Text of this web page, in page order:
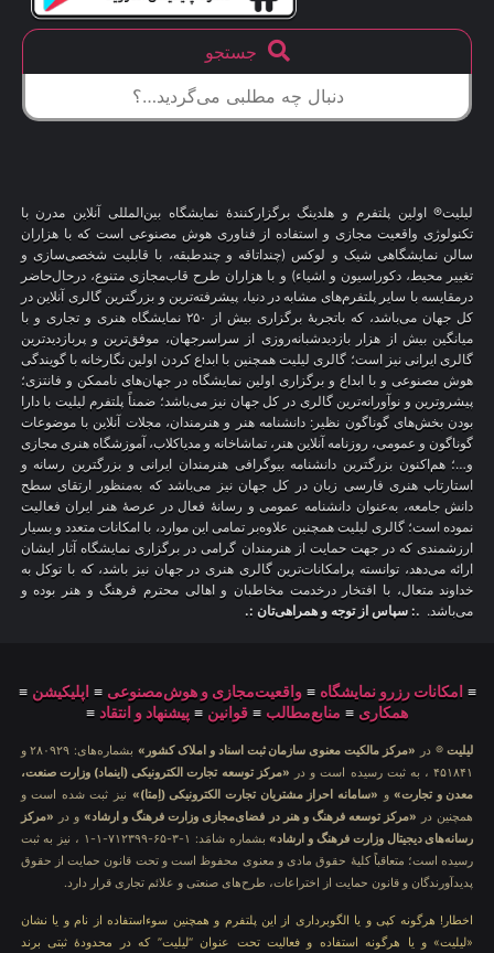
جستجو
لیلیت® اولین پلتفرم و هلدینگ برگزارکنندهٔ نمایشگاه بین‌المللی آنلاین مدرن با
تکنولوژی واقعیت مجازی و استفاده از فناوری هوش مصنوعی است که با هزاران
سالن نمایشگاهی شیک و لوکس (چنداتاقه و چندطبقه، با قابلیت شخصی‌سازی و
تغییر محیط، دکوراسیون و اشیاء) و با هزاران طرح قاب‌مجازی متنوع، درحال‌حاضر
درمقایسه با سایر پلتفرم‌های مشابه در دنیا، پیشرفته‌ترین و بزرگترین گالری آنلاین در
کل جهان می‌باشد، که باتجربهٔ برگزاری بیش از ۲۵۰ نمایشگاه هنری و تجاری و با
میانگین بیش از هزار بازدیدشبانه‌روزی از سراسرجهان، موفق‌ترین و پربازدیدترین
گالری ایرانی نیز است؛ گالری لیلیت همچنین با ابداع کردن اولین نگارخانه با گویندگی
هوش مصنوعی و با ابداع و برگزاری اولین نمایشگاه در جهان‌های ناممکن و فانتزی؛
پیشروترین و نوآورانه‌ترین گالری در کل جهان نیز می‌باشد؛ ضمناً پلتفرم لیلیت با دارا
بودن بخش‌های گوناگون نظیر: دانشنامه هنر و هنرمندان، مجلات آنلاین با موضوعات
گوناگون و عمومی، روزنامه آنلاین هنر، تماشاخانه و مدیاکلاب، آموزشگاه هنری مجازی
و…؛ هم‌اکنون بزرگترین دانشنامه بیوگرافی هنرمندان ایرانی و بزرگترین رسانه و
استارتاپ هنری فارسی زبان در کل جهان نیز می‌باشد که به‌منظور ارتقای سطح
دانش جامعه، به‌عنوان دانشنامه عمومی و رسانهٔ فعال در عرصهٔ هنر ایران فعالیت
نموده است؛ گالری لیلیت همچنین علاوه‌بر تمامی این موارد، با امکانات متعدد و بسیار
ارزشمندی که در جهت حمایت از هنرمندان گرامی در برگزاری نمایشگاه آثار ایشان
ارائه می‌دهد، توانسته پرامکانات‌ترین گالری هنری در جهان نیز باشد، که با توکل به
خداوند متعال، با افتخار درخدمت مخاطبان و اهالی محترم فرهنگ و هنر بوده و
می‌باشد. .: سپاس از توجه و همراهی‌تان :.
≡ امکانات رزرو نمایشگاه ≡واقعیت‌مجازی و هوش‌مصنوعی ≡ اپلیکیشن ≡
همکاری ≡ منابع‌مطالب ≡ قوانین ≡ پیشنهاد و انتقاد ≡
لیلیت® در «مرکز مالکیت معنوی سازمان ثبت اسناد و املاک کشور»
بشماره‌های: ۲۸۰۹۲۹ و
۴۵۱۸۴۱ ، به ثبت رسیده است و در
«مرکز توسعه تجارت الکترونیکی (اینماد) وزارت صنعت،
معدن و تجارت»و «سامانه احراز مشتریان تجارت الکترونیکی (اِمتا)» نیز ثبت شده است و
همچنین در «مرکز توسعه فرهنگ و هنر در فضای‌مجازی وزارت فرهنگ و ارشاد» و در «مرکز
رسانه‌های دیجیتال وزارت فرهنگ و ارشاد»
بشماره شامَد: ۱-۳-۶۵-۷۱۲۳۹۹-۱-۱ ، نیز به ثبت
رسیده است؛ متعاقباً کلیهٔ حقوق مادی و معنوی محفوظ است و تحت قانون حمایت از حقوق
پدیدآورندگان و قانون حمایت از اختراعات، طرح‌های صنعتی و علائم تجاری قرار دارد.
اخطار! هرگونه کپی و یا الگوبرداری از این پلتفرم و همچنین سوءاستفاده از نام و یا نشان
«لیلیت» و یا هرگونه استفاده و فعالیت تحت عنوان “لیلیت” که در محدودهٔ ثبتی برند